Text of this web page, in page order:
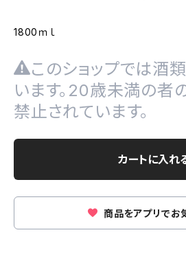
1800ｍｌ
このショップでは酒
います。20歳未満の者
禁止されています。
カートに入れ
商品をアプリでお